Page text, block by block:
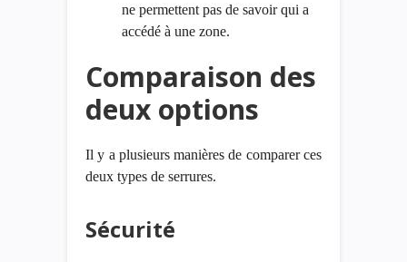
ne permettent pas de savoir qui a
accédé à une zone.
Comparaison des
deux options
Il y a plusieurs manières de comparer ces
deux types de serrures.
Sécurité